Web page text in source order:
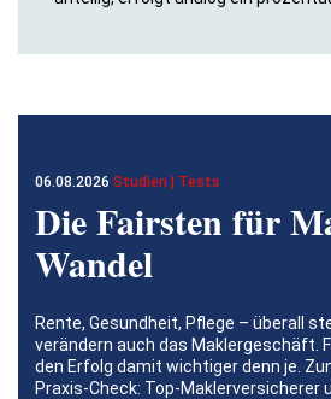
06.08.2026 Studien | Tests
Die Fairsten für
Wandel
Rente, Gesundheit, Pflege – überall
verändern auch das Maklergeschäft.
den Erfolg damit wichtiger denn je.
Praxis-Check: Top-Maklerversicherer